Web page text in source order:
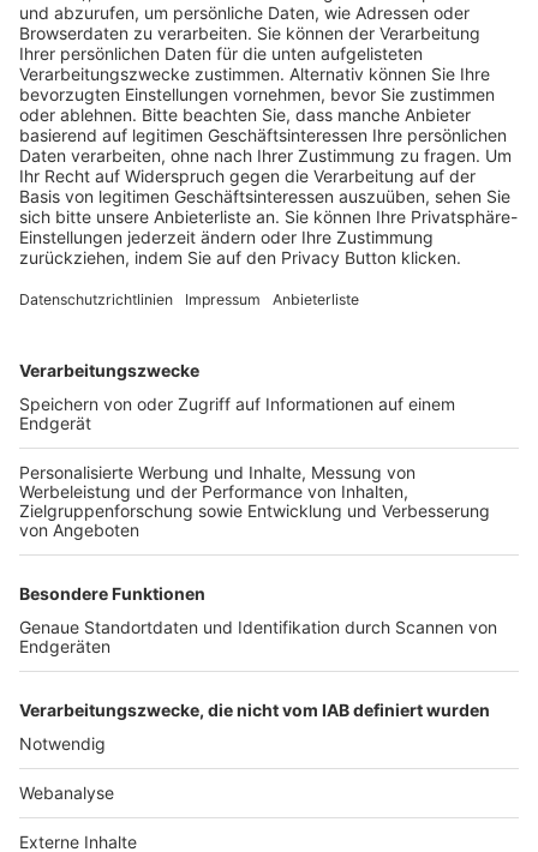
Pässe und Vereinswechsel
Trainerausbildung
Schulungsangebot Vereinsmitarbeiter
BFV-Geschäftsstellen
Trainerbörse
Login SpielPlus
FOLGE DEM BFV
TOP-VEREINE
TOP-PARTNER
Nutzungsbedingungen Datenschutz Impressum